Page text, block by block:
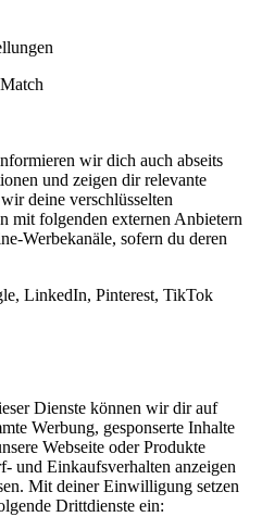
wir dich auch abseits
und zeigen dir relevante
deine verschlüsselten
mit folgenden externen Anbietern
Werbekanäle, sofern du deren
LinkedIn, Pinterest, TikTok
Dienste können wir dir auf
Werbung, gesponserte Inhalte
Webseite oder Produkte
und Einkaufsverhalten anzeigen
Mit deiner Einwilligung setzen
Drittdienste ein: